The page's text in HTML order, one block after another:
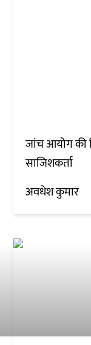
जांच आयोग की
साजिशकर्ता
अवधेश कुमार